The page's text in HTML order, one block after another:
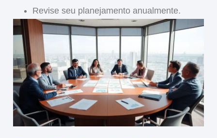
Revise seu planejamento anualmente.